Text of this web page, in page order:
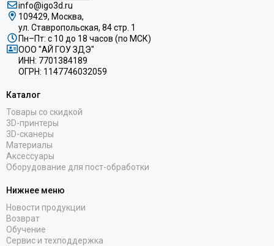
info@igo3d.ru
109429, Москва,
ул. Ставропольская, 84 стр. 1
Пн–Пт: с 10 до 18 часов (по МСК)
ООО "АЙ ГОУ ЗДЭ"
ИНН: 7701384189
ОГРН: 1147746032059
Каталог
Товары со скидкой
3D-принтеры
3D-сканеры
Материалы
Аксессуары
Оборудование для пост-обработки
Нижнее меню
Новости продукции
Возврат
Обучение
Сервис и техподдержка